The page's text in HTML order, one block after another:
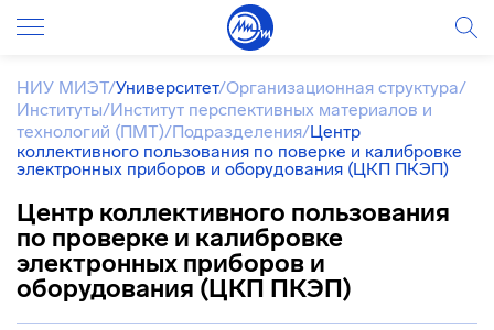
НИУ МИЭТ/Университет/Организационная структура/
Институты/Институт перспективных материалов и
технологий (ПМТ)/Подразделения/Центр
коллективного пользования по поверке и калибровке
электронных приборов и оборудования (ЦКП ПКЭП)
Центр коллективного пользования
по проверке и калибровке
электронных приборов и
оборудования (ЦКП ПКЭП)